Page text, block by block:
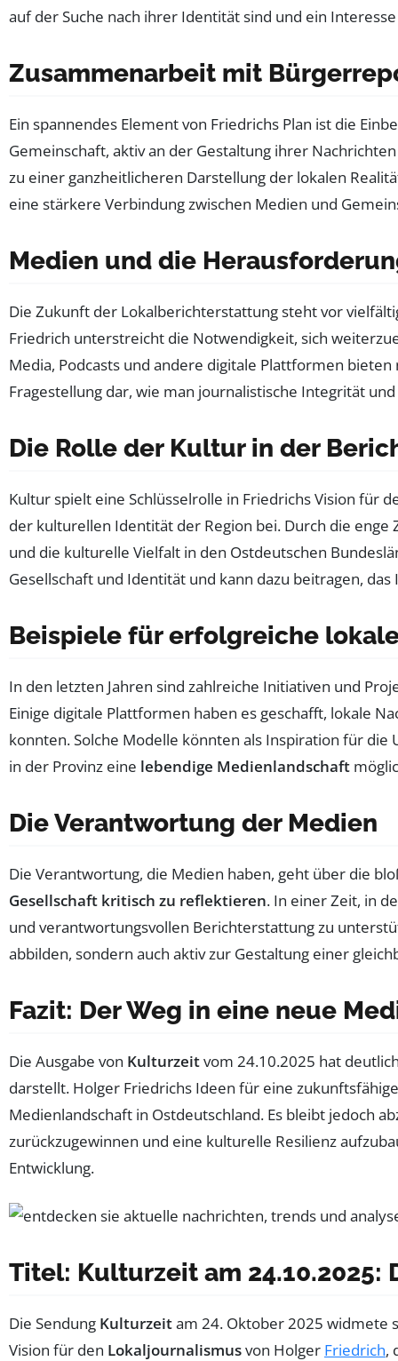
auf der Suche nach ihrer Identität sind und ein
Zusammenarbeit mit
Ein spannendes Element von Friedrichs Plan ist die
Gemeinschaft, aktiv an der Gestaltung ihrer
zu einer ganzheitlicheren Darstellung der lokalen
eine stärkere Verbindung zwischen Medien und
Medien und die
Die Zukunft der Lokalberichterstattung steht vor
Friedrich unterstreicht die Notwendigkeit, sich
Media, Podcasts und andere digitale Plattformen
Fragestellung dar, wie man journalistische Integrität
Die Rolle der Kultur in der
Kultur spielt eine Schlüsselrolle in Friedrichs Vision für
der kulturellen Identität der Region bei. Durch die
und die kulturelle Vielfalt in den Ostdeutschen
Gesellschaft und Identität und kann dazu beitragen,
Beispiele für erfolgreiche
In den letzten Jahren sind zahlreiche Initiativen und
Einige digitale Plattformen haben es geschafft, lokale
konnten. Solche Modelle könnten als Inspiration für die
in der Provinz eine lebendige Medienlandschaft
Die Verantwortung der Medien
Die Verantwortung, die Medien haben, geht über die
Gesellschaft kritisch zu reflektieren. In einer Zeit, in
und verantwortungsvollen Berichterstattung zu
abbilden, sondern auch aktiv zur Gestaltung einer
Fazit: Der Weg in eine neue
Die Ausgabe von Kulturzeitvom 24.10.2025 hat
darstellt. Holger Friedrichs Ideen für eine
Medienlandschaft in Ostdeutschland. Es bleibt jedoch
zurückzugewinnen und eine kulturelle Resilienz
Entwicklung.
Titel: Kulturzeit am 24.10.2025:
Die Sendung Kulturzeitam 24. Oktober 2025 widmete
Vision für den Lokaljournalismusvon Holger Friedrich,